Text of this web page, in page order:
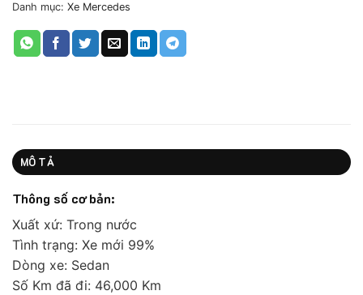
Danh mục: Xe Mercedes
MÔ TẢ
Thông số cơ bản:
Xuất xứ: Trong nước
Tình trạng: Xe mới 99%
Dòng xe: Sedan
Số Km đã đi: 46,000 Km